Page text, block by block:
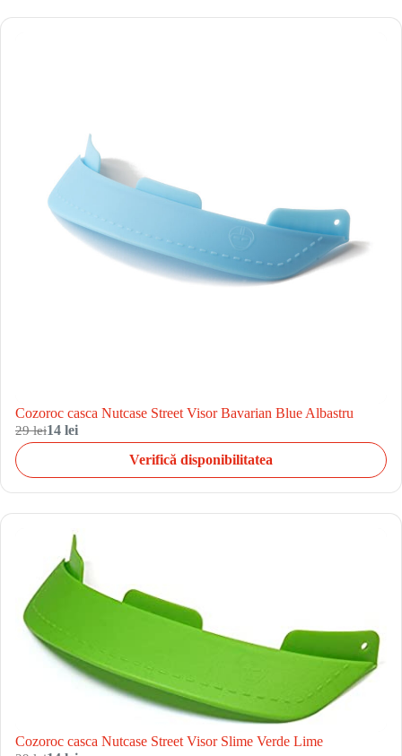
Cozoroc casca Nutcase Street Visor Bavarian Blue Albastru
29 lei14 lei
Verifică disponibilitatea
Cozoroc casca Nutcase Street Visor Slime Verde Lime